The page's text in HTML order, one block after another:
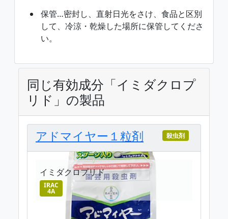
保管…密封し、直射日光をさけ、食品と区別
して、冷涼・乾燥した場所に保管してくださ
い。
同じ有効成分「イミダクロプ
リド」の製品
アドマイヤー１粒剤 殺虫剤
イミダクロプリド
IRAC
4A